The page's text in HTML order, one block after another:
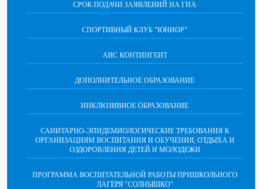
СРОК ПОДАЧИ ЗАЯВЛЕНИЙ НА ГИА
СПОРТИВНЫЙ КЛУБ "ЮНИОР"
АИС КОНТИНГЕНТ
ДОПОЛНИТЕЛЬНОЕ ОБРАЗОВАНИЕ
ИНКЛЮЗИВНОЕ ОБРАЗОВАНИЕ
САНИТАРНО-ЭПИДЕМИОЛОГИЧЕСКИЕ ТРЕБОВАНИЯ К
ОРГАНИЗАЦИЯМ ВОСПИТАНИЯ И ОБУЧЕНИЯ, ОТДЫХА И
ОЗДОРОВЛЕНИЯ ДЕТЕЙ И МОЛОДЕЖИ
ПРОГРАММА ВОСПИТАТЕЛЬНОЙ РАБОТЫ ПРИШКОЛЬНОГО
ЛАГЕРЯ "СОЛНЫШКО"